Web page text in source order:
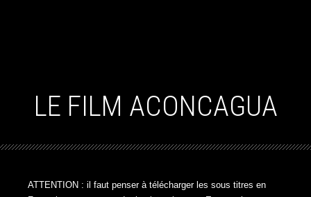
LE FILM ACONCAGUA
ATTENTION : il faut penser à télécharger les sous titres en